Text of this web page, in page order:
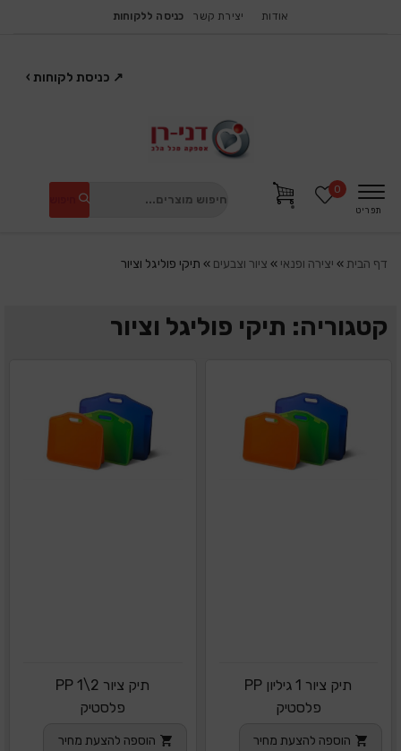
אודות יצירת קשר כניסה ללקוחות
↗ כניסת לקוחות ›
תפריט
0
דף הבית» יצירה ופנאי » ציור וצבעים » תיקי פוליגל וציור
קטגוריה: תיקי פוליגל וציור
תיק ציור 1 גיליון PP
פלסטיק
הוספה להצעת מחיר
תיק ציור PP 1\2
פלסטיק
הוספה להצעת מחיר